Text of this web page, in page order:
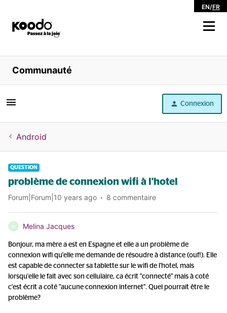
EN/FR
Magasiner
Libre service
Aide
Communauté
Connexion
Android
QUESTION
problème de connexion wifi à l'hotel
Forum|Forum|10 years ago 8 commentaire
M Melina Jacques
Bonjour, ma mère a est en Espagne et elle a un problème de
connexion wifi qu'elle me demande de résoudre à distance (ouf!). Elle
est capable de connecter sa tablette sur le wifi de l'hotel, mais
lorsqu'elle le fait avec son cellulaire, ca écrit "connecté" mais à coté
c'est écrit a coté "aucune connexion internet". Quel pourrait être le
problème?